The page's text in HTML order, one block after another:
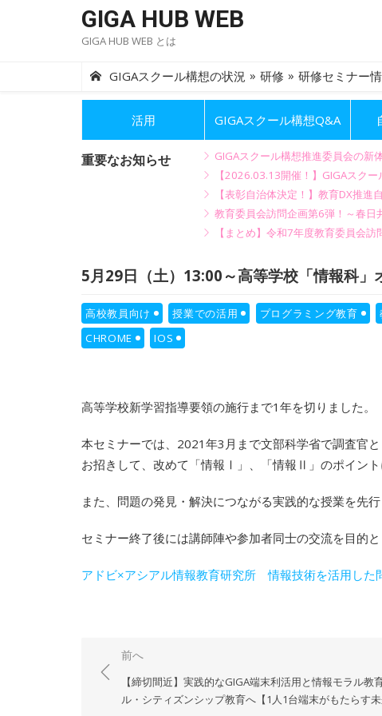
GIGA HUB WEB
GIGA HUB WEB とは
GIGAスクール構想の状況 » 研修 » 研修セミナー
活用 GIGAスクール構想Q&A
重要なお知らせ
GIGAスクール構想推進委員会の新
【2026.03.13開催！】GIGAスク
【表彰自治体決定！】教育DX推進
教育委員会訪問企画第6弾！～春
【まとめ】令和7年度教育委員会訪
5月29日（土）13:00～高等学校「情報科」
高校教員向け 授業での活用 プログラミング教育
CHROME
IOS
高等学校新学習指導要領の施行まで1年を切りました。
本セミナーでは、2021年3月まで文部科学省で調査官
お招きして、改めて「情報Ⅰ」、「情報Ⅱ」のポイント
また、問題の発見・解決につながる実践的な授業を先
セミナー終了後には講師陣や参加者同士の交流を目的
アドビ×アシアル情報教育研究所 情報技術を活用した
前へ
【締切間近】実践的なGIGA端末利活用と情報モラル教
ル・シティズンシップ教育へ【1人1台端末がもたらす未